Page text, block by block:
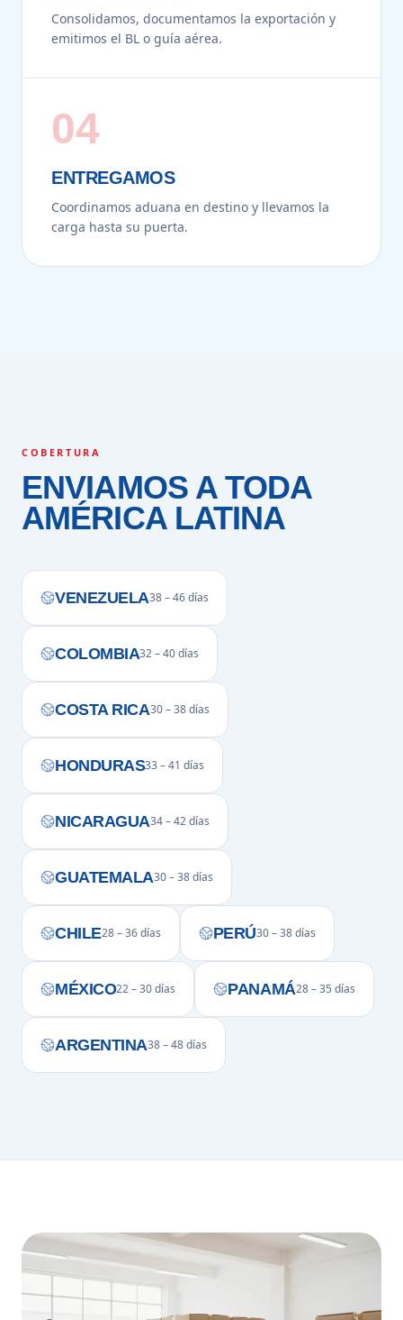
Consolidamos, documentamos la exportación y
emitimos el BL o guía aérea.
04
ENTREGAMOS
Coordinamos aduana en destino y llevamos la
carga hasta su puerta.
COBERTURA
ENVIAMOS A TODA
AMÉRICA LATINA
VENEZUELA38 – 46 días
COLOMBIA32 – 40 días
COSTA RICA30 – 38 días
HONDURAS33 – 41 días
NICARAGUA34 – 42 días
GUATEMALA30 – 38 días
CHILE28 – 36 días PERÚ30 – 38 días
MÉXICO22 – 30 días PANAMÁ28 – 35 días
ARGENTINA38 – 48 días